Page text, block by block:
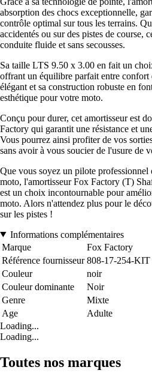
absorption des chocs exceptionnelle,
contrôle optimal sur tous les terrains.
accidentés ou sur des pistes de course,
conduite fluide et sans secousses.
Sa taille LTS 9.50 x 3.00 en fait un
offrant un équilibre parfait entre confort
élégant et sa construction robuste en
esthétique pour votre moto.
Conçu pour durer, cet amortisseur est
Factory qui garantit une résistance et
Vous pourrez ainsi profiter de vos
sans avoir à vous soucier de l'usure de
Que vous soyez un pilote professionnel
moto, l'amortisseur Fox Factory (T)
est un choix incontournable pour
moto. Alors n'attendez plus pour le
sur les pistes !
Informations complémentaires
Marque
Fox Factory
Référence fournisseur 808-17-254-KIT
Couleur
noir
Couleur dominante
Noir
Genre
Mixte
Age
Adulte
Loading...
Loading...
Toutes nos marques